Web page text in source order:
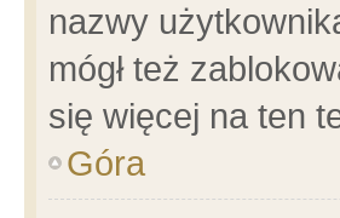
nazwy
mógł też
się więcej na ten
Góra